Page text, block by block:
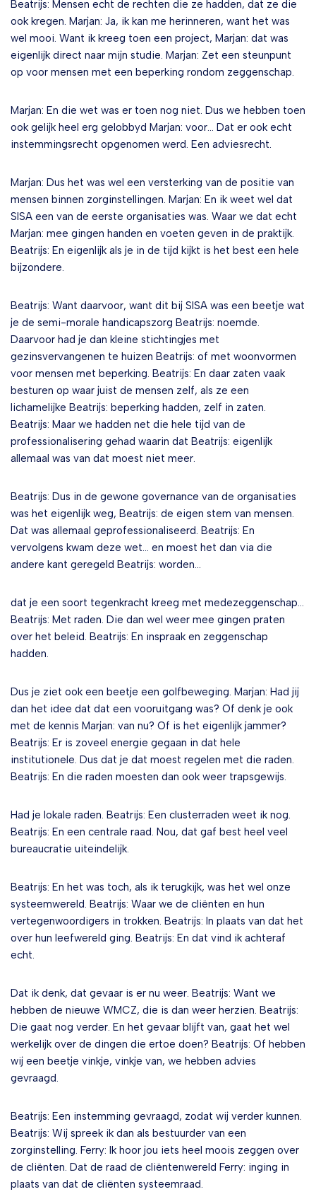
Beatrijs: Mensen echt de rechten die ze hadden, dat ze die
ook kregen. Marjan: Ja, ik kan me herinneren, want het was
wel mooi. Want ik kreeg toen een project, Marjan: dat was
eigenlijk direct naar mijn studie. Marjan: Zet een steunpunt
op voor mensen met een beperking rondom zeggenschap.
Marjan: En die wet was er toen nog niet. Dus we hebben toen
ook gelijk heel erg gelobbyd Marjan: voor… Dat er ook echt
instemmingsrecht opgenomen werd. Een adviesrecht.
Marjan: Dus het was wel een versterking van de positie van
mensen binnen zorginstellingen. Marjan: En ik weet wel dat
SISA een van de eerste organisaties was. Waar we dat echt
Marjan: mee gingen handen en voeten geven in de praktijk.
Beatrijs: En eigenlijk als je in de tijd kijkt is het best een hele
bijzondere.
Beatrijs: Want daarvoor, want dit bij SISA was een beetje wat
je de semi-morale handicapszorg Beatrijs: noemde.
Daarvoor had je dan kleine stichtingjes met
gezinsvervangenen te huizen Beatrijs: of met woonvormen
voor mensen met beperking. Beatrijs: En daar zaten vaak
besturen op waar juist de mensen zelf, als ze een
lichamelijke Beatrijs: beperking hadden, zelf in zaten.
Beatrijs: Maar we hadden net die hele tijd van de
professionalisering gehad waarin dat Beatrijs: eigenlijk
allemaal was van dat moest niet meer.
Beatrijs: Dus in de gewone governance van de organisaties
was het eigenlijk weg, Beatrijs: de eigen stem van mensen.
Dat was allemaal geprofessionaliseerd. Beatrijs: En
vervolgens kwam deze wet… en moest het dan via die
andere kant geregeld Beatrijs: worden…
dat je een soort tegenkracht kreeg met medezeggenschap…
Beatrijs: Met raden. Die dan wel weer mee gingen praten
over het beleid. Beatrijs: En inspraak en zeggenschap
hadden.
Dus je ziet ook een beetje een golfbeweging. Marjan: Had jij
dan het idee dat dat een vooruitgang was? Of denk je ook
met de kennis Marjan: van nu? Of is het eigenlijk jammer?
Beatrijs: Er is zoveel energie gegaan in dat hele
institutionele. Dus dat je dat moest regelen met die raden.
Beatrijs: En die raden moesten dan ook weer trapsgewijs.
Had je lokale raden. Beatrijs: Een clusterraden weet ik nog.
Beatrijs: En een centrale raad. Nou, dat gaf best heel veel
bureaucratie uiteindelijk.
Beatrijs: En het was toch, als ik terugkijk, was het wel onze
systeemwereld. Beatrijs: Waar we de cliënten en hun
vertegenwoordigers in trokken. Beatrijs: In plaats van dat het
over hun leefwereld ging. Beatrijs: En dat vind ik achteraf
echt.
Dat ik denk, dat gevaar is er nu weer. Beatrijs: Want we
hebben de nieuwe WMCZ, die is dan weer herzien. Beatrijs:
Die gaat nog verder. En het gevaar blijft van, gaat het wel
werkelijk over de dingen die ertoe doen? Beatrijs: Of hebben
wij een beetje vinkje, vinkje van, we hebben advies
gevraagd.
Beatrijs: Een instemming gevraagd, zodat wij verder kunnen.
Beatrijs: Wij spreek ik dan als bestuurder van een
zorginstelling. Ferry: Ik hoor jou iets heel moois zeggen over
de cliënten. Dat de raad de cliëntenwereld Ferry: inging in
plaats van dat de cliënten systeemraad.